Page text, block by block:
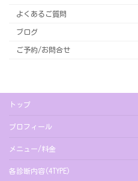
よくあるご質問
ブログ
ご予約/お問合せ
トップ
プロフィール
メニュー/料金
各診断内容(4TYPE)